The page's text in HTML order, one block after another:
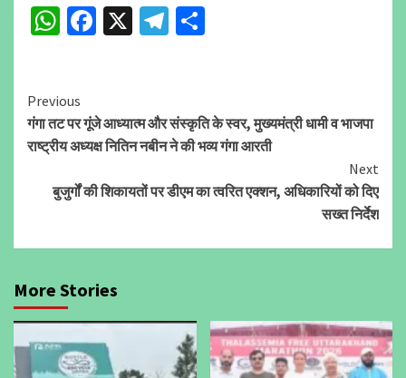
WhatsApp
Facebook
X Telegram
Continue
Reading
Previous
गंगा तट पर गूंजे आध्यात्म और संस्कृति के स्वर, मुख्यमंत्री धामी व भाजपा
राष्ट्रीय अध्यक्ष नितिन नबीन ने की भव्य गंगा आरती
Next
बुजुर्गों की शिकायतों पर डीएम का त्वरित एक्शन, अधिकारियों को दिए
सख्त निर्देश
More Stories